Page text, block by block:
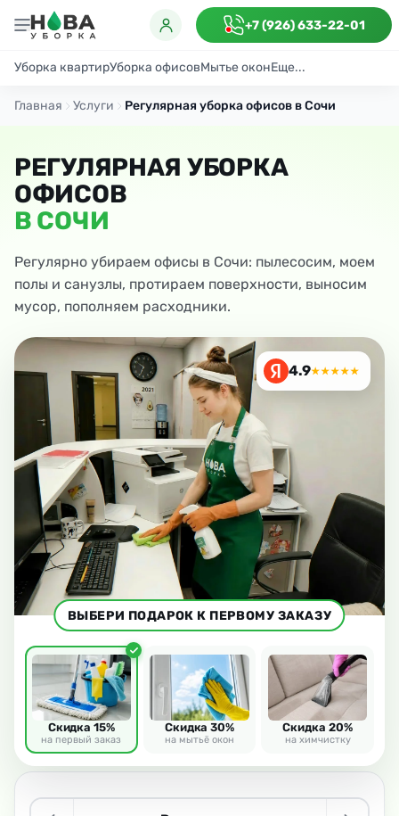
+7 (926) 633-22-01
Уборка квартирУборка офисовМытье оконЕще...
ГенеральнаяПоддерживающаяПосле ремонта
Главная Услуги Регулярная уборка офисов в Сочи
РЕГУЛЯРНАЯ УБОРКА
ОФИСОВ
В СОЧИ
Регулярно убираем офисы в Сочи: пылесосим, моем
полы и санузлы, протираем поверхности, выносим
мусор, пополняем расходники.
4.9★★★★★
ВЫБЕРИ ПОДАРОК К ПЕРВОМУ ЗАКАЗУ
Скидка 15%
на первый заказ
Скидка 30%
на мытьё окон
Скидка 20%
на химчистку